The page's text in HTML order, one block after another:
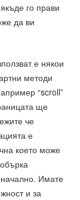
го прави
да ви
е някои
методи
“scroll”
ще
че
е
което може
Имате
и за